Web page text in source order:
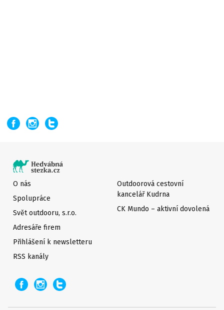
O nás
Spolupráce
Svět outdooru, s.r.o.
Adresáře firem
Přihlášení k newsletteru
Outdoorová cestovní
kancelář Kudrna
CK Mundo – aktivní dovolená
RSS kanály